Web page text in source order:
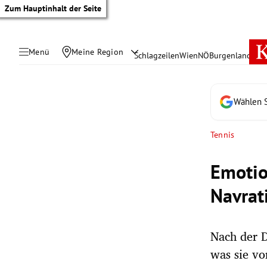
Zum Hauptinhalt der Seite
Menü Meine Region SchlagzeilenWienNÖBurgenland
Wählen
Tennis
Nach der
was sie